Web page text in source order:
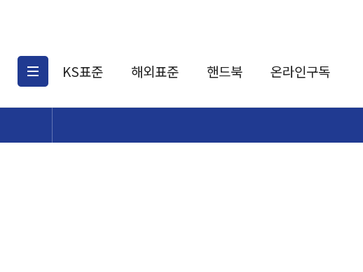
KS표준 해외표준 핸드북 온라인구독